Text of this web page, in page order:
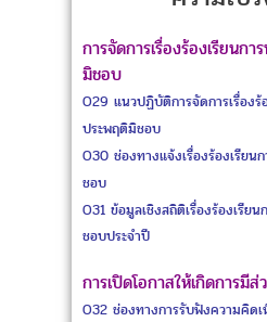
การจัดการเรื่องร้องเรียนก
มิชอบ
O29 แนวปฏิบัติการจัดการเรื่องร้
ประพฤติมิชอบ
O30 ช่องทางแจ้งเรื่องร้องเรียน
ชอบ
O31 ข้อมูลเชิงสถิติเรื่องร้องเรีย
ชอบประจำปี
การเปิดโอกาสให้เกิดการมีส่
O32 ช่องทางการรับฟังความคิด